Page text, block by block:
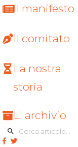
Il manifesto
Il comitato
La nostra
storia
L' archivio